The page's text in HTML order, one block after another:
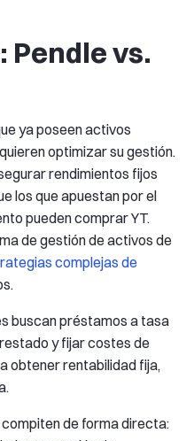
vs.
ya poseen activos
optimizar su gestión.
rendimientos fijos
los que apuestan por el
pueden comprar YT.
de gestión de activos de
complejas de
buscan préstamos a tasa
y fijar costes de
obtener rentabilidad fija,
de forma directa: